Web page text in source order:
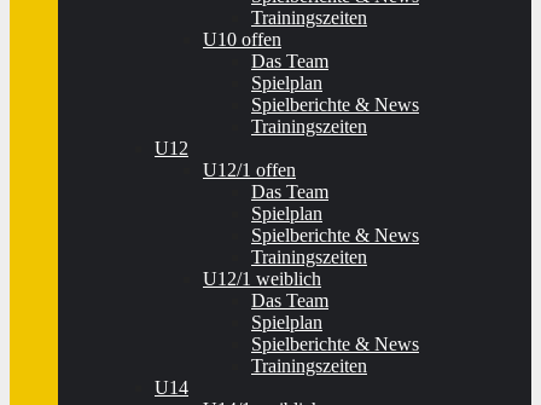
Trainingszeiten
U10 offen
Das Team
Spielplan
Spielberichte & News
Trainingszeiten
U12
U12/1 offen
Das Team
Spielplan
Spielberichte & News
Trainingszeiten
U12/1 weiblich
Das Team
Spielplan
Spielberichte & News
Trainingszeiten
U14